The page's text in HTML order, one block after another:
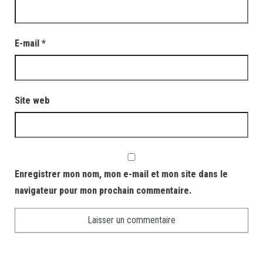
E-mail *
Site web
Enregistrer mon nom, mon e-mail et mon site dans le
navigateur pour mon prochain commentaire.